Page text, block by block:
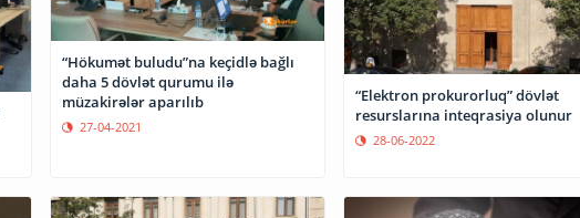
“Hökumət buludu”na keçidlə bağlı
daha 5 dövlət qurumu ilə
müzakirələr aparılıb
27-04-2021
“Elektron prokurorluq” dövlət
resurslarına inteqrasiya olunur
28-06-2022